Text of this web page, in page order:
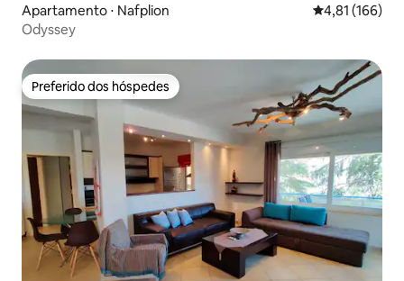
Apartamento ⋅ Nafplion 4,81 de uma
4,81 (166)
Odyssey
Preferido dos hóspedes
Preferido dos hóspedes